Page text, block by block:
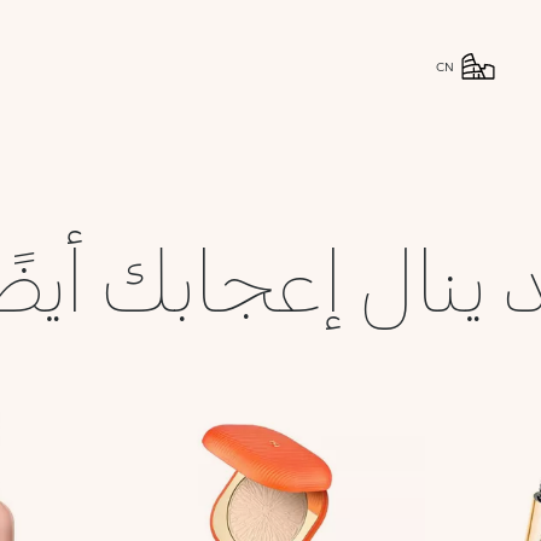
CN
ينال إعجابك